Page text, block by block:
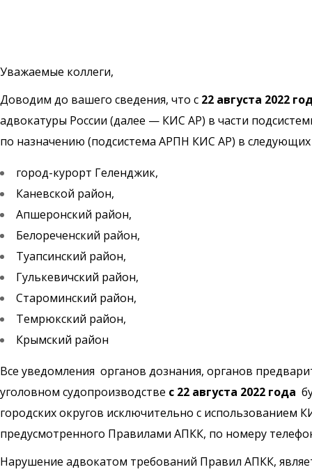
Уважаемые коллеги,
Доводим до вашего сведения, что с 22 августа 2022
адвокатуры России (далее — КИС АР) в части
по назначению (подсистема АРПН КИС АР) в
город-курорт Геленджик,
Каневской район,
Апшеронский район,
Белореченский район,
Туапсинский район,
Гулькевичский район,
Староминский район,
Темрюкский район,
Крымский район
Все уведомления органов дознания, органов
уголовном судопроизводстве с 22 августа 2022 года
городских округов исключительно с использованием
предусмотренного Правилами АПКК, по номеру
Нарушение адвокатом требований Правил АПКК,